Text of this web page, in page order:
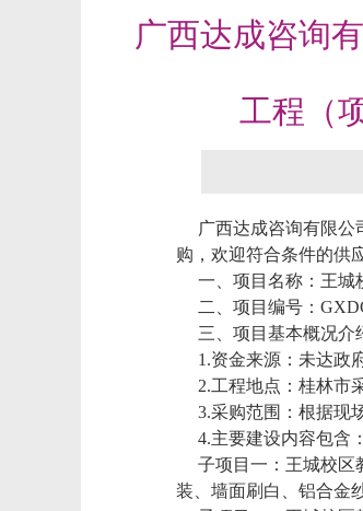
广西达成咨询
工程（
广西达成咨询有限
购，欢迎符合条件的供
一、项目名称：王城
二、项目编号：
三、项目基本概况介
1.资金来源：未达政
2.工程地点：桂林市
3.采购范围：根据现
4.主要建设内容包含：
子项目一：王城校区
装、墙面刷白、铝合金